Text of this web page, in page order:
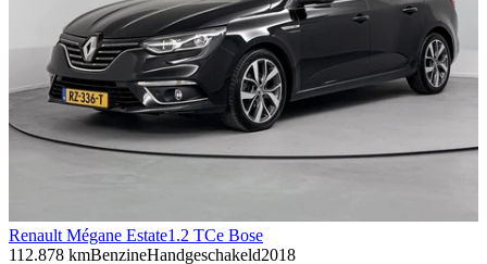
Renault Mégane Estate1.2 TCe Bose
112.878 kmBenzineHandgeschakeld2018